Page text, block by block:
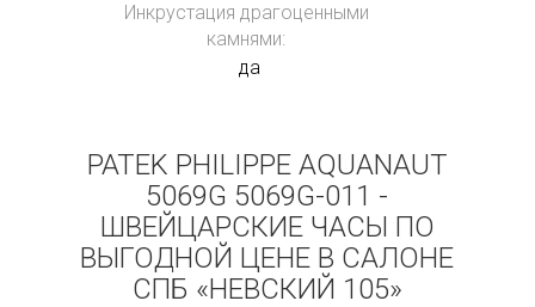
Инкрустация драгоценными
камнями:
да
PATEK PHILIPPE AQUANAUT
5069G 5069G-011 -
ШВЕЙЦАРСКИЕ ЧАСЫ ПО
ВЫГОДНОЙ ЦЕНЕ В САЛОНЕ
СПБ «НЕВСКИЙ 105»